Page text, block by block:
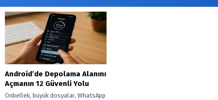
Android’de Depolama Alanını
Açmanın 12 Güvenli Yolu
Önbellek, büyük dosyalar, WhatsApp